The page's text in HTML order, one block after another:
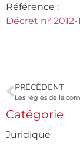
Référence :
Décret n° 2012-
PRÉCÉDENT
Catégorie
Juridique